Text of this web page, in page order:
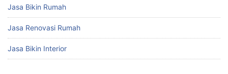
Jasa Bikin Rumah
Jasa Renovasi Rumah
Jasa Bikin Interior